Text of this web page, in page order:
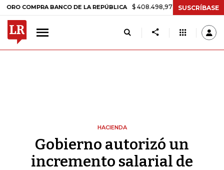
BANCO DE LA REPÚBLICA $ 408.498,97 +$ 8.753,81 +2,19%
SUSCRÍBASE
HACIENDA
Gobierno autorizó un
incremento salarial de